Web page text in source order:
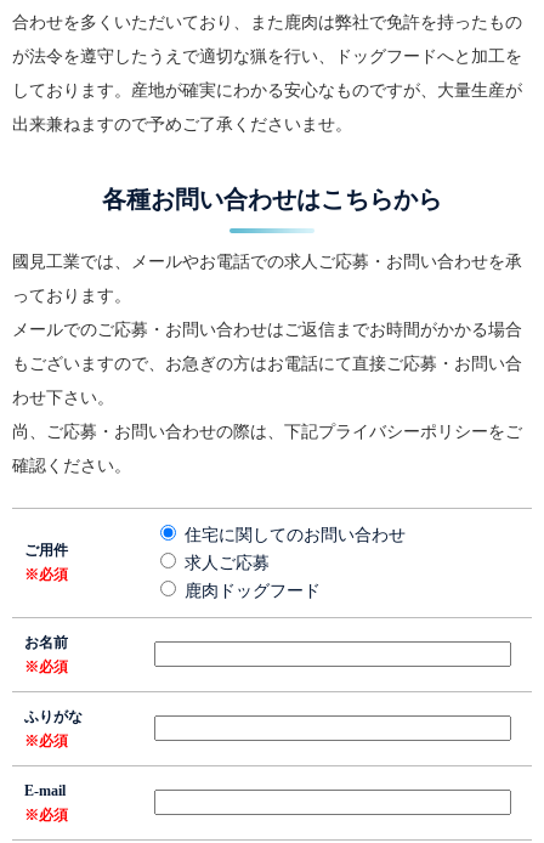
合わせを多くいただいており、また鹿肉は弊社で免許を持ったもの
が法令を遵守したうえで適切な猟を行い、ドッグフードへと加工を
しております。産地が確実にわかる安心なものですが、大量生産が
出来兼ねますので予めご了承くださいませ。
各種お問い合わせはこちらから
國見工業では、メールやお電話での求人ご応募・お問い合わせを承
っております。
メールでのご応募・お問い合わせはご返信までお時間がかかる場合
もございますので、お急ぎの方はお電話にて直接ご応募・お問い合
わせ下さい。
尚、ご応募・お問い合わせの際は、下記プライバシーポリシーをご
確認ください。
ご用件
※必須
住宅に関してのお問い合わせ
求人ご応募
鹿肉ドッグフード
お名前
※必須
ふりがな
※必須
E-mail
※必須